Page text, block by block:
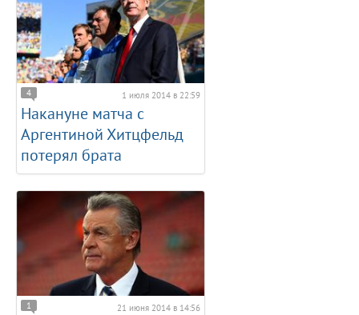
4 1 июля 2014 в 22:59
Накануне матча с
Аргентиной Хитцфельд
потерял брата
1 21 июня 2014 в 14:56